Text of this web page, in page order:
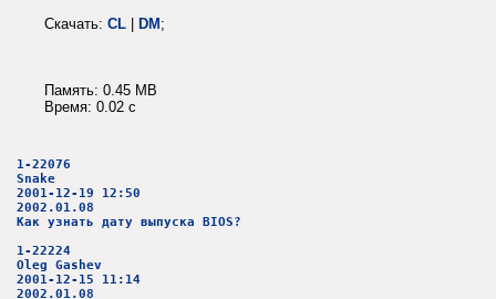
Скачать: CL | DM;
Память: 0.45 MB
Время: 0.02 c
1-22076
Snake
2001-12-19 12:50
2002.01.08
Как узнать дату выпуска BIOS?
1-22224
Oleg Gashev
2001-12-15 11:14
2002.01.08